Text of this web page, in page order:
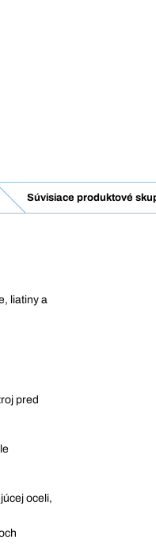
Súvisiace produktové
liatiny a
pred
oceli,